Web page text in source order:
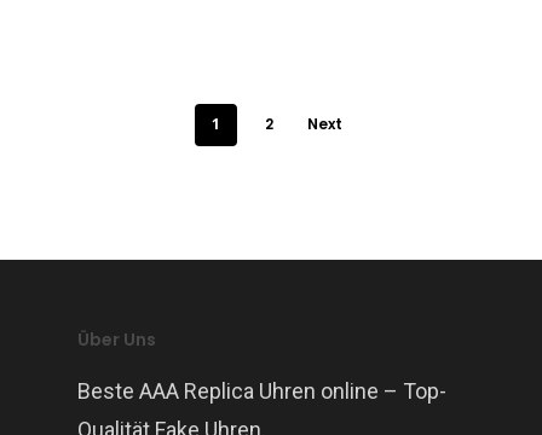
1 2 Next
Über Uns
Beste AAA Replica Uhren online – Top-
Qualität Fake Uhren.